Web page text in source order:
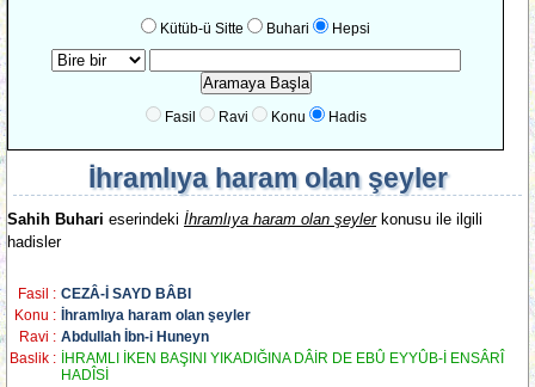
Kütüb-ü Sitte Buhari Hepsi
Fasil Ravi Konu Hadis
İhramlıya haram olan şeyler
Sahih Buhari eserindeki İhramlıya haram olan şeylerkonusu ile ilgili
hadisler
Fasil : CEZÂ-İ SAYD BÂBI
Konu :
İhramlıya haram olan şeyler
Ravi : Abdullah İbn-i Huneyn
Baslik :
İHRAMLI İKEN BAŞINI YIKADIĞINA DÂİR DE EBÛ EYYÛB-İ ENSÂRÎ
HADÎSİ